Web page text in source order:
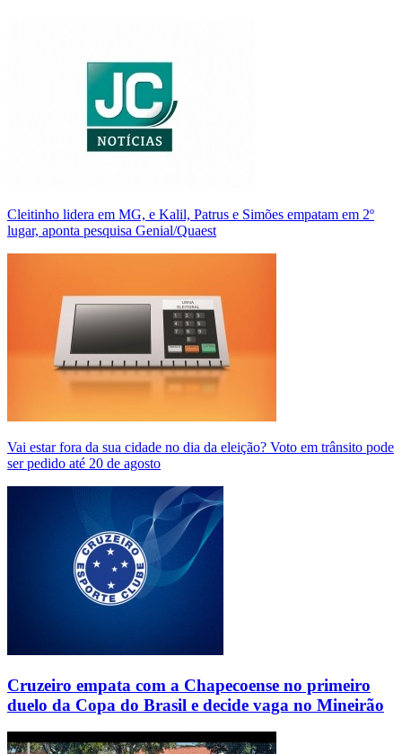
Cleitinho lidera em MG, e Kalil, Patrus e Simões empatam em 2º
lugar, aponta pesquisa Genial/Quaest
Vai estar fora da sua cidade no dia da eleição? Voto em trânsito pode
ser pedido até 20 de agosto
Cruzeiro empata com a Chapecoense no primeiro
duelo da Copa do Brasil e decide vaga no Mineirão